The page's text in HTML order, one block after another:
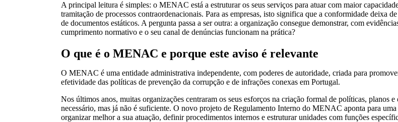
A principal leitura é simples: o MENAC está a estruturar os seus serviços para atuar com maior
tramitação de processos contraordenacionais. Para as empresas, isto significa que a conformidade deixa
de documentos estáticos. A pergunta passa a ser outra: a organização consegue demonstrar, com
cumprimento normativo e o seu canal de denúncias funcionam na prática?
O que é o MENAC e porque este aviso é relevante
O MENAC é uma entidade administrativa independente, com poderes de autoridade, criada para
efetividade das políticas de prevenção da corrupção e de infrações conexas em Portugal.
Nos últimos anos, muitas organizações centraram os seus esforços na criação formal de políticas, planos e
necessário, mas já não é suficiente. O novo projeto de Regulamento Interno do MENAC aponta para
organizar melhor a sua atuação, definir procedimentos internos e estruturar unidades com funções